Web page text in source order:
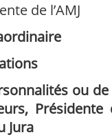
de l’AMJ
ou
Jura